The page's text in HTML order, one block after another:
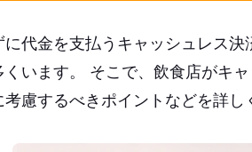
に代金を支払うキャッシュレス
くいます。 そこで、飲食店がキ
慮するべきポイントなどを詳し